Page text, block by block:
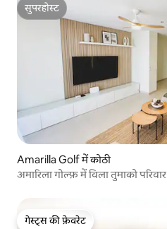
सुपरहोस्ट
सुपरहोस्ट
Amarilla Golf में कोठी
अमारिला गोल्फ़ में विला तुमाको परिवार
गेस्ट्स की फ़ेवरेट